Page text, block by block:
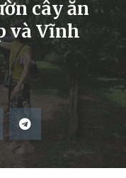
cây ăn
và Vĩnh